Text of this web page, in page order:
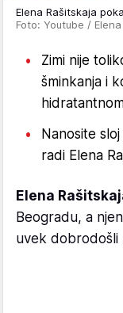
Elena Rašitskaja
Foto: Youtube /
Zimi nije
šminkanja i
Nanosite
radi Elena
Elena
Beogradu, a
uvek dobrodošli